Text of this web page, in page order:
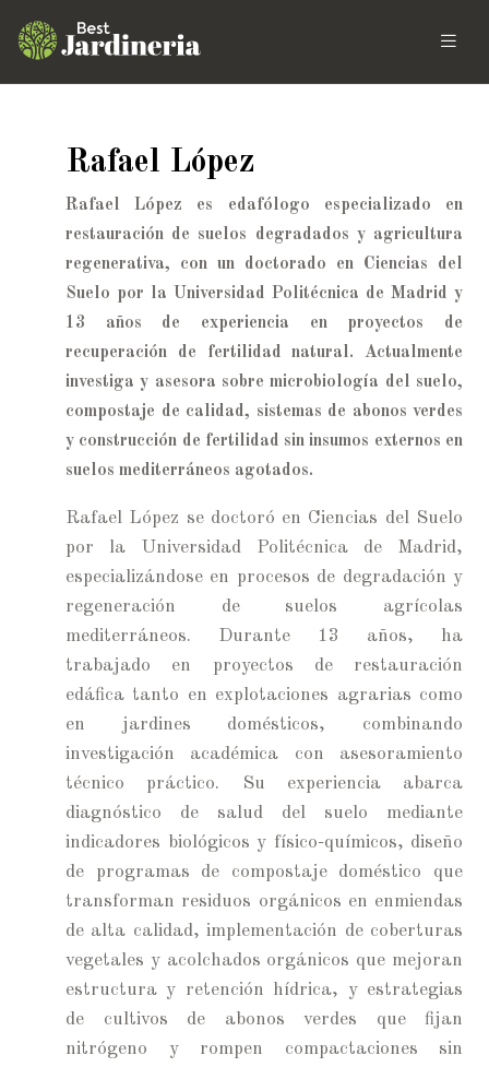
Rafael López
Rafael López es edafólogo especializado en
restauración de suelos degradados y agricultura
regenerativa, con un doctorado en Ciencias del
Suelo por la Universidad Politécnica de Madrid y
13 años de experiencia en proyectos de
recuperación de fertilidad natural. Actualmente
investiga y asesora sobre microbiología del suelo,
compostaje de calidad, sistemas de abonos verdes
y construcción de fertilidad sin insumos externos en
suelos mediterráneos agotados.
Rafael López se doctoró en Ciencias del Suelo
por la Universidad Politécnica de Madrid,
especializándose en procesos de degradación y
regeneración de suelos agrícolas
mediterráneos. Durante 13 años, ha
trabajado en proyectos de restauración
edáfica tanto en explotaciones agrarias como
en jardines domésticos, combinando
investigación académica con asesoramiento
técnico práctico. Su experiencia abarca
diagnóstico de salud del suelo mediante
indicadores biológicos y físico-químicos, diseño
de programas de compostaje doméstico que
transforman residuos orgánicos en enmiendas
de alta calidad, implementación de coberturas
vegetales y acolchados orgánicos que mejoran
estructura y retención hídrica, y estrategias
de cultivos de abonos verdes que fijan
nitrógeno y rompen compactaciones sin